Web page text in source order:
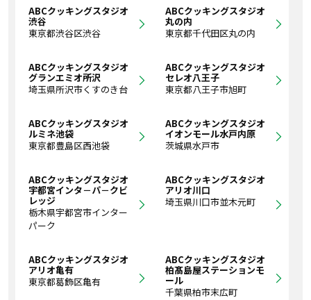
ABCクッキングスタジオ
渋谷
東京都渋谷区渋谷
ABCクッキングスタジオ
丸の内
東京都千代田区丸の内
ABCクッキングスタジオ
グランエミオ所沢
埼玉県所沢市くすのき台
ABCクッキングスタジオ
セレオ八王子
東京都八王子市旭町
ABCクッキングスタジオ
ルミネ池袋
東京都豊島区西池袋
ABCクッキングスタジオ
イオンモール水戸内原
茨城県水戸市
ABCクッキングスタジオ
宇都宮インタ－パ－クビ
レッジ
栃木県宇都宮市インター
パーク
ABCクッキングスタジオ
アリオ川口
埼玉県川口市並木元町
ABCクッキングスタジオ
アリオ亀有
東京都葛飾区亀有
ABCクッキングスタジオ
柏髙島屋ステーションモ
ール
千葉県柏市末広町